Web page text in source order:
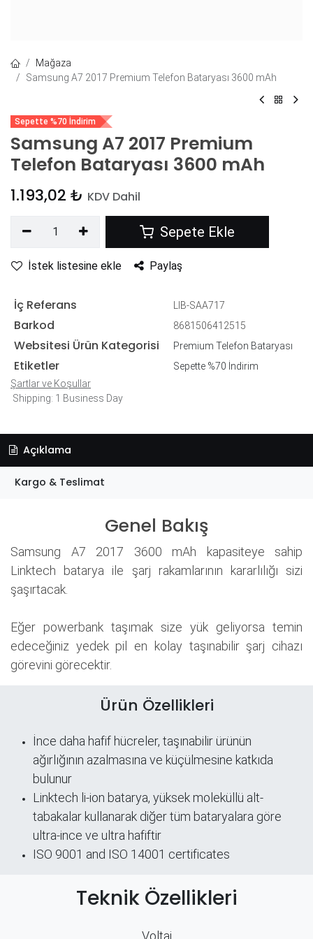
Mağaza
Samsung A7 2017 Premium Telefon Bataryası 3600 mAh
Sepette %70 İndirim
Samsung A7 2017 Premium
Telefon Bataryası 3600 mAh
1.193,02 ₺ KDV Dahil
Sepete Ekle
İstek listesine ekle Paylaş
İç Referans LIB-SAA717
Barkod 8681506412515
Websitesi Ürün Kategorisi Premium Telefon Bataryası
Etiketler
Sepette %70 İndirim
Şartlar ve Koşullar
Shipping: 1 Business Day
Açıklama
Kargo & Teslimat
Genel Bakış
Samsung A7 2017 3600 mAh kapasiteye sahip
Linktech batarya ile şarj rakamlarının kararlılığı sizi
şaşırtacak.
Eğer powerbank taşımak size yük geliyorsa temin
edeceğiniz yedek pil en kolay taşınabilir şarj cihazı
görevini görecektir.
Ürün Özellikleri
İnce daha hafif hücreler, taşınabilir ürünün
ağırlığının azalmasına ve küçülmesine katkıda
bulunur
Linktech li-ion batarya, yüksek moleküllü alt-
tabakalar kullanarak diğer tüm bataryalara göre
ultra-ince ve ultra hafiftir
ISO 9001 and ISO 14001 certificates
Teknik Özellikleri
Voltaj